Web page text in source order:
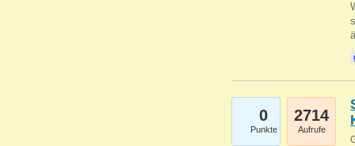
0
Punkte
2714
Aufrufe